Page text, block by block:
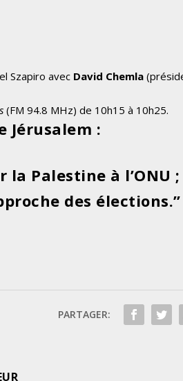
Szapiro avec David Chemla
(FM 94.8 MHz) de 10h15 à 10h25.
Jérusalem :
la Palestine à
des élections.”
PARTAGER: